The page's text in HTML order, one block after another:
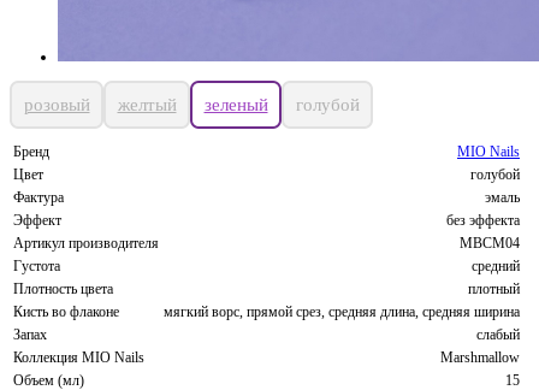
розовый желтый зеленый голубой
Бренд
MIO Nails
Цвет
голубой
Фактура
эмаль
Эффект
без эффекта
Артикул производителя
MBCM04
Густота
средний
Плотность цвета
плотный
Кисть во флаконе
мягкий ворс, прямой срез, средняя длина, средняя ширина
Запах
слабый
Коллекция MIO Nails
Marshmallow
Объем (мл)
15